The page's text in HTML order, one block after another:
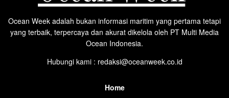
Ocean Week adalah bukan informasi maritim yang pertama tetapi
yang terbaik, terpercaya dan akurat dikelola oleh PT Multi Media
Ocean Indonesia.
Hubungi kami : redaksi@oceanweek.co.id
Home